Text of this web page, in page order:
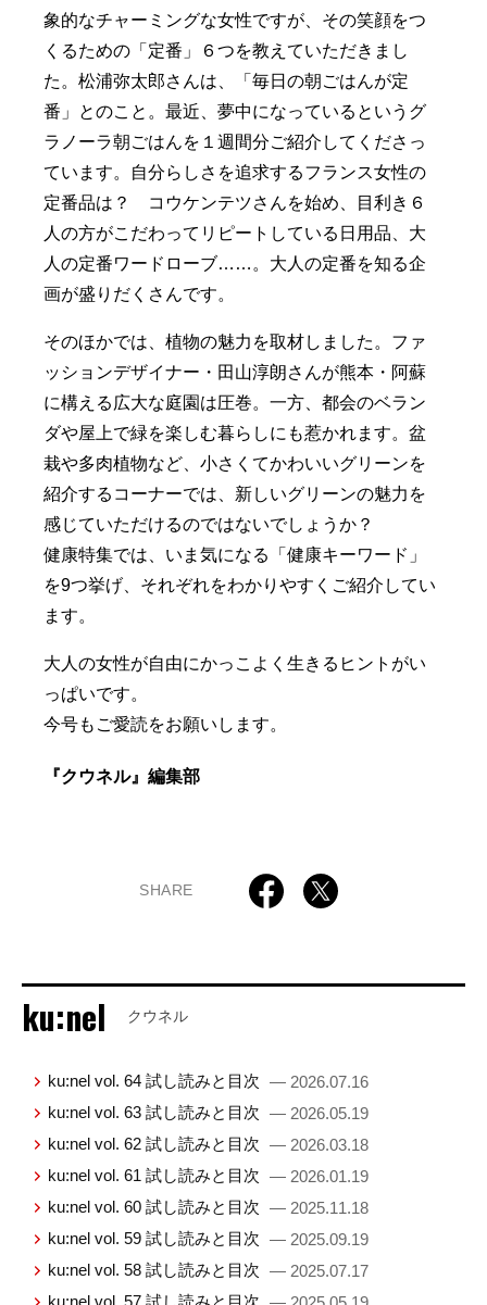
象的なチャーミングな女性ですが、その笑顔をつ
くるための「定番」６つを教えていただきまし
た。松浦弥太郎さんは、「毎日の朝ごはんが定
番」とのこと。最近、夢中になっているというグ
ラノーラ朝ごはんを１週間分ご紹介してくださっ
ています。自分らしさを追求するフランス女性の
定番品は？ コウケンテツさんを始め、目利き６
人の方がこだわってリピートしている日用品、大
人の定番ワードローブ……。大人の定番を知る企
画が盛りだくさんです。
そのほかでは、植物の魅力を取材しました。ファ
ッションデザイナー・田山淳朗さんが熊本・阿蘇
に構える広大な庭園は圧巻。一方、都会のベラン
ダや屋上で緑を楽しむ暮らしにも惹かれます。盆
栽や多肉植物など、小さくてかわいいグリーンを
紹介するコーナーでは、新しいグリーンの魅力を
感じていただけるのではないでしょうか？
健康特集では、いま気になる「健康キーワード」
を9つ挙げ、それぞれをわかりやすくご紹介してい
ます。
大人の女性が自由にかっこよく生きるヒントがい
っぱいです。
今号もご愛読をお願いします。
『クウネル』編集部
SHARE
ku:nel クウネル
ku:nel vol. 64 試し読みと目次 — 2026.07.16
ku:nel vol. 63 試し読みと目次 — 2026.05.19
ku:nel vol. 62 試し読みと目次 — 2026.03.18
ku:nel vol. 61 試し読みと目次 — 2026.01.19
ku:nel vol. 60 試し読みと目次 — 2025.11.18
ku:nel vol. 59 試し読みと目次 — 2025.09.19
ku:nel vol. 58 試し読みと目次 — 2025.07.17
ku:nel vol. 57 試し読みと目次